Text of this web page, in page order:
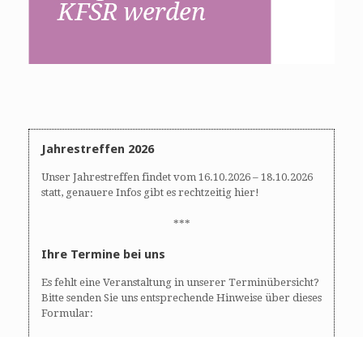
Jahrestreffen 2026
Unser Jahrestreffen findet vom 16.10.2026 – 18.10.2026
statt, genauere Infos gibt es rechtzeitig hier!
***
Ihre Termine bei uns
Es fehlt eine Veranstaltung in unserer Terminübersicht?
Bitte senden Sie uns entsprechende Hinweise über dieses
Formular: